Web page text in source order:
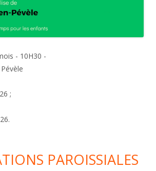
- 10H30 -
;
PAROISSIALES